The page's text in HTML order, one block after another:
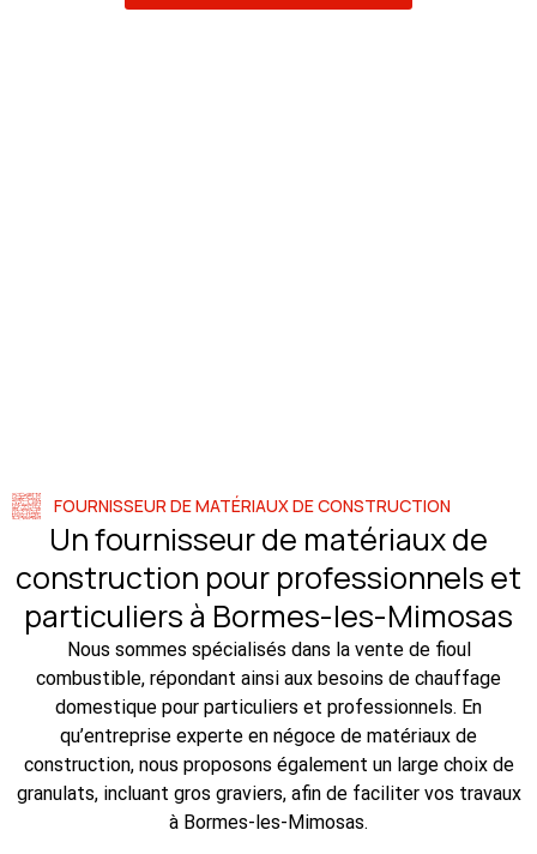
FOURNISSEUR DE MATÉRIAUX DE CONSTRUCTION
Un fournisseur de matériaux de
construction pour professionnels et
particuliers à Bormes-les-Mimosas
Nous sommes spécialisés dans la vente de fioul
combustible, répondant ainsi aux besoins de chauffage
domestique pour particuliers et professionnels. En
qu’entreprise experte en négoce de matériaux de
construction, nous proposons également un large choix de
granulats, incluant gros graviers, afin de faciliter vos travaux
à Bormes-les-Mimosas.